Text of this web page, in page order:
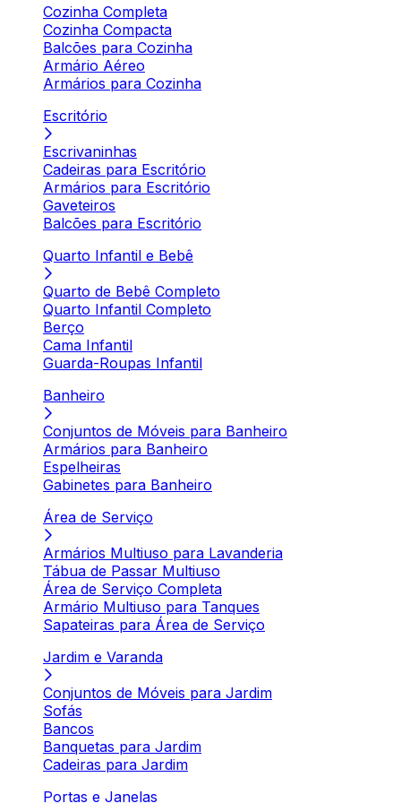
Cozinha Completa
Cozinha Compacta
Balcões para Cozinha
Armário Aéreo
Armários para Cozinha
Escritório
Escrivaninhas
Cadeiras para Escritório
Armários para Escritório
Gaveteiros
Balcões para Escritório
Quarto Infantil e Bebê
Quarto de Bebê Completo
Quarto Infantil Completo
Berço
Cama Infantil
Guarda-Roupas Infantil
Banheiro
Conjuntos de Móveis para Banheiro
Armários para Banheiro
Espelheiras
Gabinetes para Banheiro
Área de Serviço
Armários Multiuso para Lavanderia
Tábua de Passar Multiuso
Área de Serviço Completa
Armário Multiuso para Tanques
Sapateiras para Área de Serviço
Jardim e Varanda
Conjuntos de Móveis para Jardim
Sofás
Bancos
Banquetas para Jardim
Cadeiras para Jardim
Portas e Janelas